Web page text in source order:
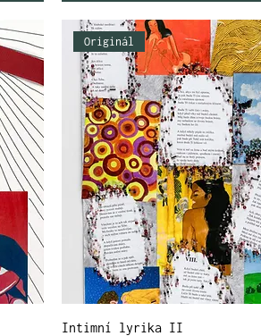
Originál
Intimní lyrika II